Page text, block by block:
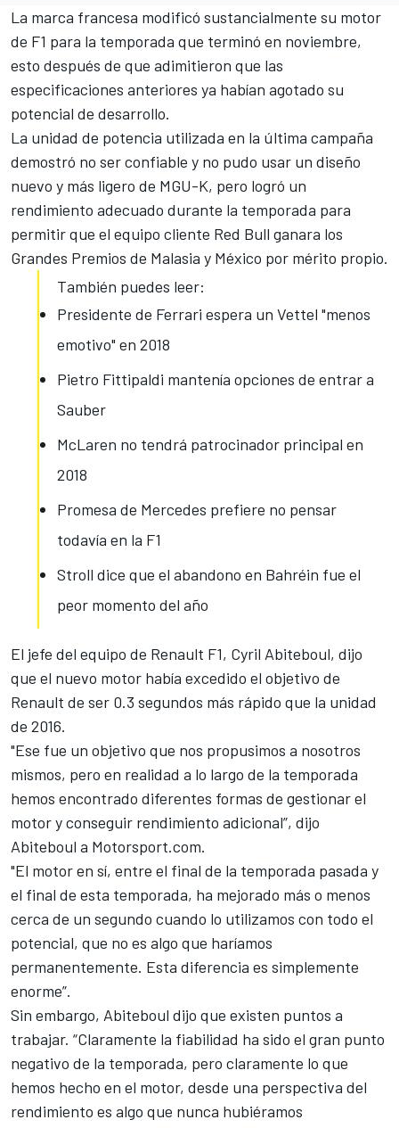
La marca francesa modificó sustancialmente su motor
de F1 para la temporada que terminó en noviembre,
esto después de que adimitieron que las
especificaciones anteriores ya habían agotado su
potencial de desarrollo.
La unidad de potencia utilizada en la última campaña
demostró no ser confiable y no pudo usar un diseño
nuevo y más ligero de MGU-K, pero logró un
rendimiento adecuado durante la temporada para
permitir que el equipo cliente Red Bull ganara los
Grandes Premios de Malasia y México por mérito propio.
También puedes leer:
Presidente de Ferrari espera un Vettel "menos
emotivo" en 2018
Pietro Fittipaldi mantenía opciones de entrar a
Sauber
McLaren no tendrá patrocinador principal en
2018
Promesa de Mercedes prefiere no pensar
todavía en la F1
Stroll dice que el abandono en Bahréin fue el
peor momento del año
El jefe del equipo de Renault F1, Cyril Abiteboul, dijo
que el nuevo motor había excedido el objetivo de
Renault de ser 0.3 segundos más rápido que la unidad
de 2016.
"Ese fue un objetivo que nos propusimos a nosotros
mismos, pero en realidad a lo largo de la temporada
hemos encontrado diferentes formas de gestionar el
motor y conseguir rendimiento adicional”, dijo
Abiteboul a Motorsport.com.
"El motor en sí, entre el final de la temporada pasada y
el final de esta temporada, ha mejorado más o menos
cerca de un segundo cuando lo utilizamos con todo el
potencial, que no es algo que haríamos
permanentemente. Esta diferencia es simplemente
enorme”.
Sin embargo, Abiteboul dijo que existen puntos a
trabajar. “Claramente la fiabilidad ha sido el gran punto
negativo de la temporada, pero claramente lo que
hemos hecho en el motor, desde una perspectiva del
rendimiento es algo que nunca hubiéramos